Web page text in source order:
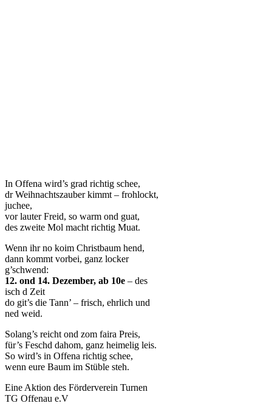
In Offena wird’s grad richtig schee,
dr Weihnachtszauber kimmt – frohlockt,
juchee,
vor lauter Freid, so warm ond guat,
des zweite Mol macht richtig Muat.
Wenn ihr no koim Christbaum hend,
dann kommt vorbei, ganz locker
g’schwend:
12. ond 14. Dezember, ab 10e – des
isch d Zeit
do git’s die Tann’ – frisch, ehrlich und
ned weid.
Solang’s reicht ond zom faira Preis,
für’s Feschd dahom, ganz heimelig leis.
So wird’s in Offena richtig schee,
wenn eure Baum im Stüble steh.
Eine Aktion des Förderverein Turnen
TG Offenau e.V